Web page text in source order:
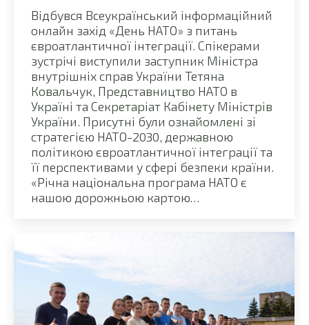
Відбувся Всеукраїнський інформаційний
онлайн захід «День НАТО» з питань
євроатлантичної інтеграції. Спікерами
зустрічі виступили заступник Міністра
внутрішніх справ України Тетяна
Ковальчук, Представництво НАТО в
Україні та Секретаріат Кабінету Міністрів
України. Присутні були ознайомлені зі
стратегією НАТО-2030, державною
політикою євроатлантичної інтеграції та
її перспективами у сфері безпеки країни.
«Річна національна програма НАТО є
нашою дорожньою картою…